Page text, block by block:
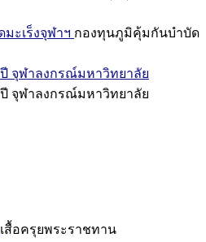
ะเร็งจุฬาฯ กองทุนภูมิคุ้มกันบำบัด
จุฬาลงกรณ์มหาวิทยาลัย
จุฬาลงกรณ์มหาวิทยาลัย
เสื้อครุยพระราชทาน